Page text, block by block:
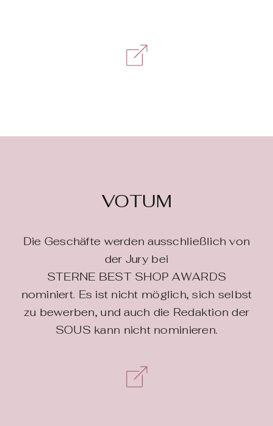
VOTUM
Die Geschäfte werden ausschließlich von
der Jury bei
STERNE BEST SHOP AWARDS
nominiert. Es ist nicht möglich, sich selbst
zu bewerben, und auch die Redaktion der
SOUS kann nicht nominieren.